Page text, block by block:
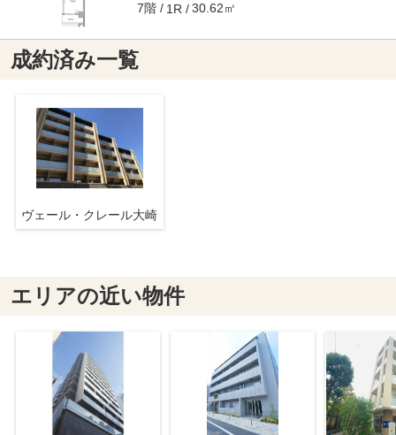
7階 1R 30.62㎡
成約済み一覧
ヴェール・クレール大崎
エリアの近い物件